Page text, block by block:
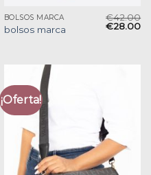
BOLSOS MARCA
bolsos marca
€42.00
€28.00
¡Oferta!